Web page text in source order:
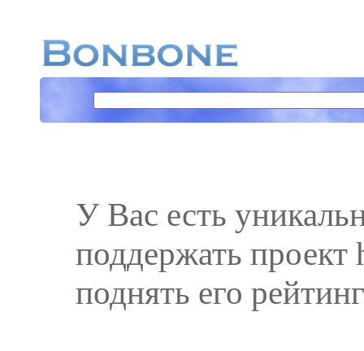
У Вас есть
поддержать
поднять его